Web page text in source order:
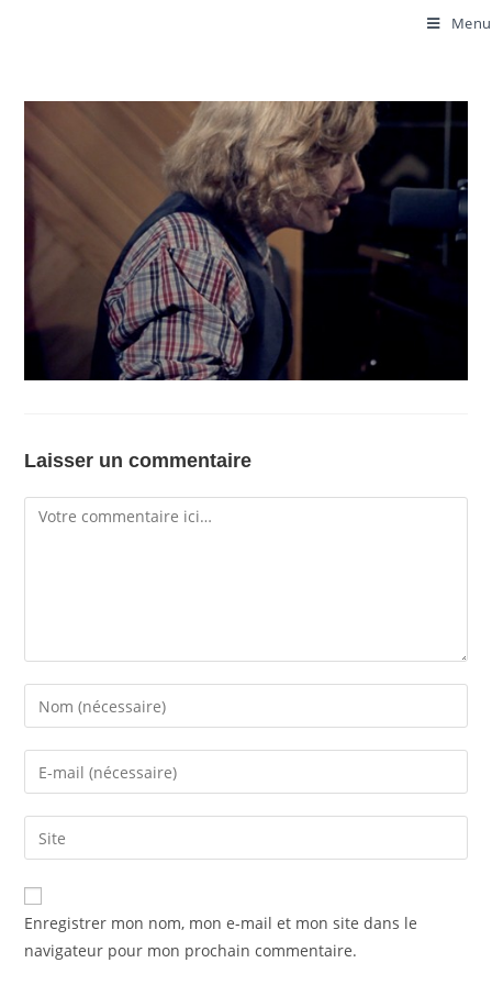
Menu
Laisser un commentaire
Enregistrer mon nom, mon e-mail et mon site dans le
navigateur pour mon prochain commentaire.